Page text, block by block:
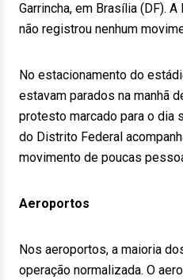
Garrincha, em Brasília (DF).
não registrou nenhum
No estacionamento do
estavam parados na manhã
protesto marcado para o dia
do Distrito Federal
movimento de poucas
Aeroportos
Nos aeroportos, a maioria
operação normalizada. O